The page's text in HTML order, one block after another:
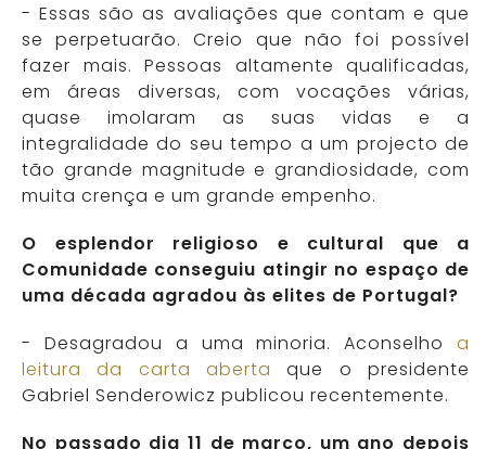
- Essas são as avaliações que contam e que
se perpetuarão. Creio que não foi possível
fazer mais. Pessoas altamente qualificadas,
em áreas diversas, com vocações várias,
quase imolaram as suas vidas e a
integralidade do seu tempo a um projecto de
tão grande magnitude e grandiosidade, com
muita crença e um grande empenho.
O esplendor religioso e cultural que a
Comunidade conseguiu atingir no espaço de
uma década agradou às elites de Portugal?
- Desagradou a uma minoria. Aconselho a
leitura da carta aberta que o presidente
Gabriel Senderowicz publicou recentemente.
No passado dia 11 de março, um ano depois